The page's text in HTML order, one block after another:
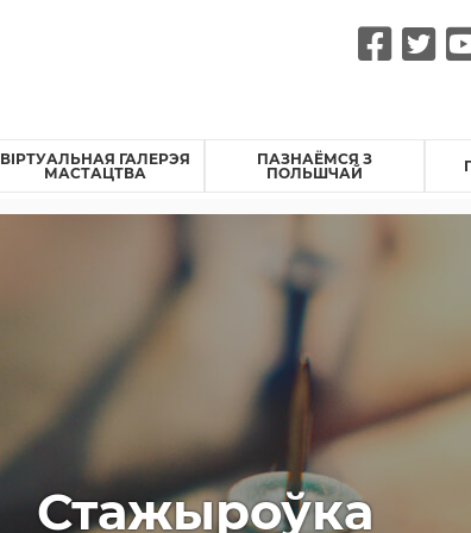
ВІРТУАЛЬНАЯ ГАЛЕРЭЯ
МАСТАЦТВА
ПАЗНАЁМСЯ З
ПОЛЬШЧАЙ
Стажыроўка